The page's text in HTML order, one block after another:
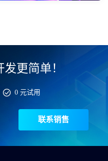
更简单！
0 元试用
联系销售